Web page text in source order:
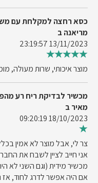
כסא רחצה למקלחת עם
מריאנה ב
13/11/2023 23:19:57
מוצר איכותי, שרות מעולה,
מכשיר לבדיקת ריח רע
מאיר ב
18/10/2023 09:20:19
צר לי, אבל מוצר לא אמין
אני חייב לציין לשבח את
מכשיר מידית (וגם השני לא
אם היה אפשר לדרג לחוד, אז